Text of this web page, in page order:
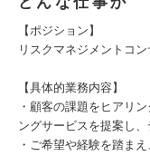
【ポジション】
リスクマネジメントコ
【具体的業務内容】
・顧客の課題をヒアリ
ングサービスを提案し
・ご希望や経験を踏ま